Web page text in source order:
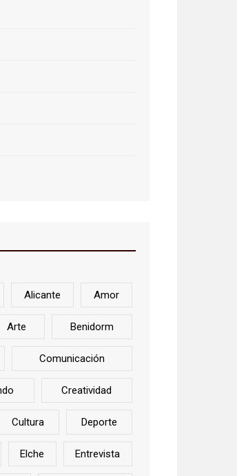
Alicante Amor
Arte Benidorm
Comunicación
Creatividad
Cultura Deporte
Elche Entrevista